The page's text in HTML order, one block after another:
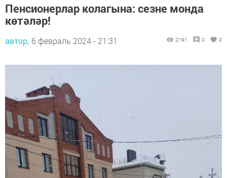
Пенсионерлар колагына: сезне монда
көтәләр!
автор, 6 февраль 2024 - 21:31 2191 0 0